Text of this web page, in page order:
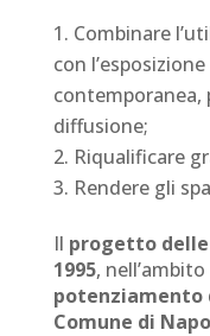
Combinare
con
contemporanea,
diffusione;
Riqualificare
Rendere gli
Il progetto delle
1995,
potenziamento
Comune di